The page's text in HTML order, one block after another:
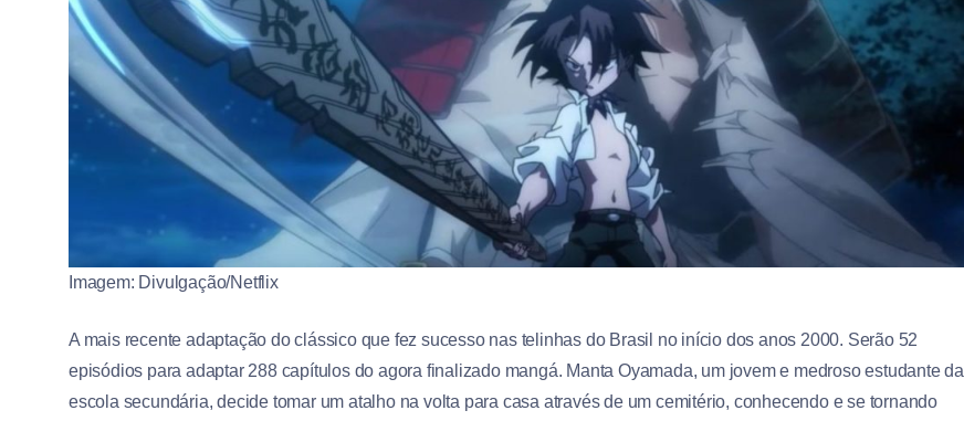
Imagem: Divulgação/Netflix
A mais recente adaptação do clássico que fez sucesso nas telinhas do Brasil no início dos anos 2000. Serão 52
episódios para adaptar 288 capítulos do agora finalizado mangá. Manta Oyamada, um jovem e medroso estudante da
escola secundária, decide tomar um atalho na volta para casa através de um cemitério, conhecendo e se tornando